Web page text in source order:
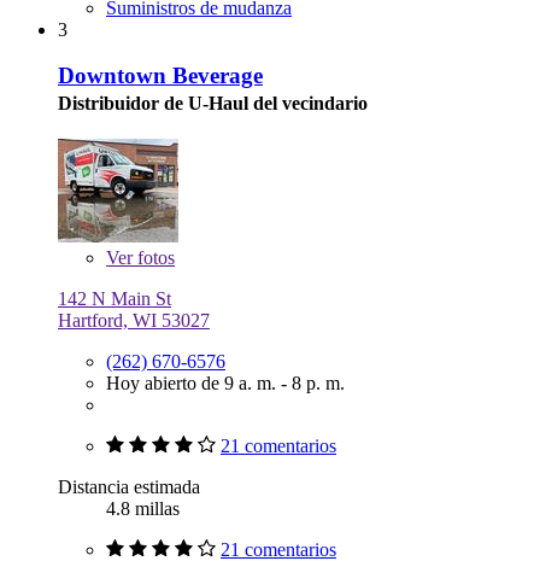
Suministros de mudanza
3
Downtown Beverage
Distribuidor de U-Haul del vecindario
Verfotos
142 N Main St
Hartford, WI 53027
(262) 670-6576
Hoy abierto de 9 a. m. - 8 p. m.
21 comentarios
Distancia estimada
4.8 millas
21 comentarios